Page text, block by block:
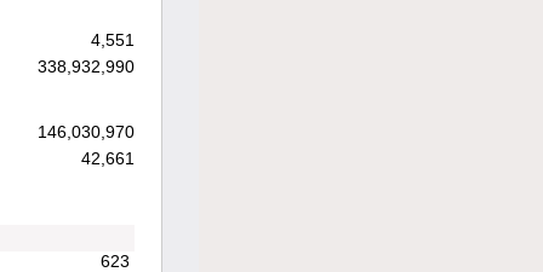
4,551
338,932,990
146,030,970
42,661
623